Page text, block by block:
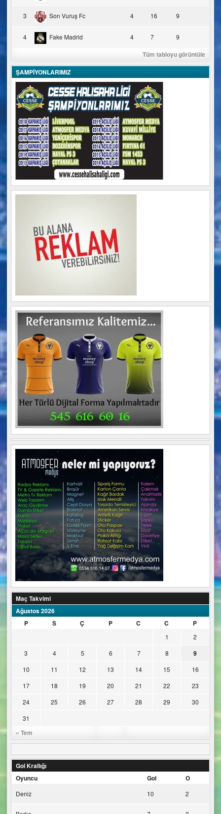
3 Son Vuruş Fc 4 16 9
4 Fake Madrid 4 7 9
Tüm tabloyu görüntüle
ŞAMPİYONLARIMIZ
Maç Takvimi
Ağustos 2026
P
S Ç P C C P
« Tem
1
2
3
4 5 6 7 8 9
10 11 12 13 14 15
16
17
18 19 20 21 22
23
24
25 26 27 28 29
30
31
Gol Krallığı
Oyuncu
Gol O
Deniz 10 2